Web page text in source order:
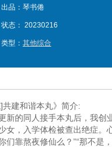
出品：琴书倦
状态： 20230216
类型：其他综合
]共建和谐本丸》简介:
新的同人接手本丸后，我创
女，入学体检被查出绝症。
们靠熬夜修仙么？”“那不是